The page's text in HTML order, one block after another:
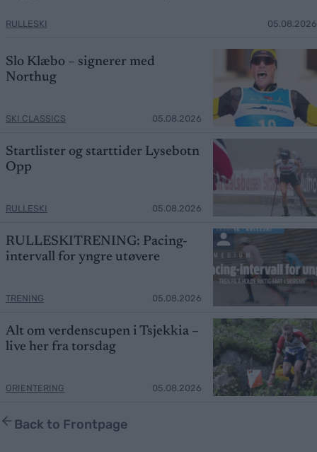
RULLESKI 05.08.2026
Slo Klæbo – signerer med
Northug
SKI CLASSICS 05.08.2026
Startlister og starttider Lysebotn
Opp
RULLESKI 05.08.2026
RULLESKITRENING: Pacing-
intervall for yngre utøvere
TRENING 05.08.2026
Alt om verdenscupen i Tsjekkia –
live her fra torsdag
ORIENTERING 05.08.2026
Back to Frontpage